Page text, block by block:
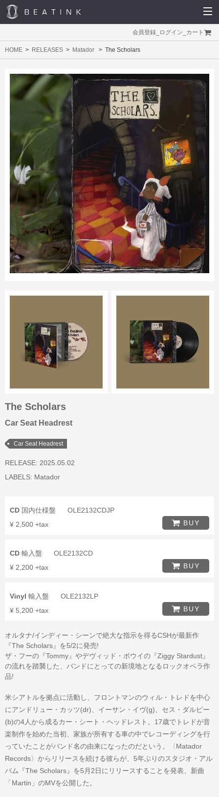
会員登録 ログイン カート
HOME RELEASES Matador The Scholars
The Scholars
Car Seat Headrest
Car Seat Headrest
RELEASE: 2025.05.02
LABELS: Matador
CD 国内仕様盤
OLE2132CDJP
¥ 2,500 +tax
BUY
CD 輸入盤
OLE2132CD
¥ 2,200 +tax
BUY
Vinyl 輸入盤
OLE2132LP
¥ 5,200 +tax
BUY
オルタナ/インディー・シーンで絶大な指示を得るCSHが最新作
『The Scholars』を5/2に発売!
ザ・フーの『Tommy』やデヴィッド・ボウイの『Ziggy Stardust』
の流れを踏襲した、バンドにとっての新境地となるロックオペラ作
品!
米シアトルを拠点に活動し、フロントマンのウィル・トレドを中心
にアンドリュー・カッツ(dr)、イーサン・イヴ(g)、セス・ダルビー
(b)の4人から成るカー・シート・ヘッドレスト。17歳でトレドが音
楽制作を始めた当初、家族が所有する車の中でレコーディングを行
っていたことがバンド名の由来になったのだという。〈Matador
Records〉からリリースを続ける彼らが、5年ぶりのスタジオ・アル
バム『The Scholars』を5月2日にリリースすることを発表、新曲
「Martin」のMVを公開した。